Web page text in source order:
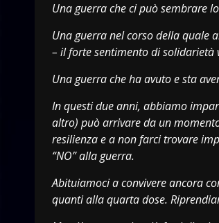
Una guerra che ci può sembrare
Una guerra nel corso della quale
– il forte sentimento di
Una guerra che ha avuto e sta
In questi due anni, abbiamo
altro) può arrivare da un
resilienza e a non farci trovare
“NO” alla guerra.
Abituiamoci a convivere ancora
quanti alla quarta dose.